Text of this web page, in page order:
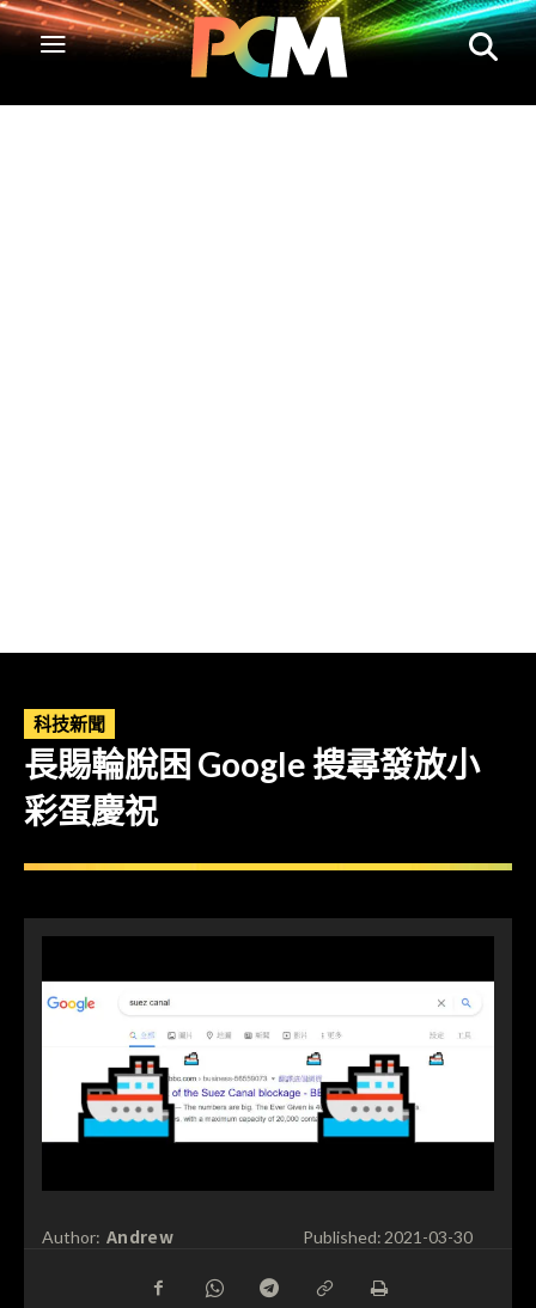
科技新聞
長賜輪脫困 Google 搜尋發放小
彩蛋慶祝
Author: Andrew Published: 2021-03-30